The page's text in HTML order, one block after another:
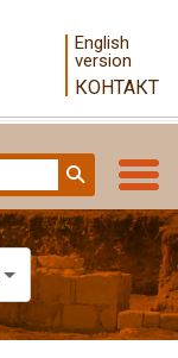
English
version
КОНТАКТ